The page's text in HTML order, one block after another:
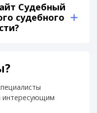
Судебный
судебного
интересующим